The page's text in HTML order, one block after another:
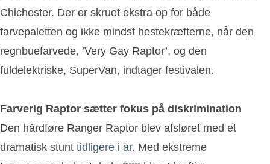
Chichester. Der er skruet ekstra op for både
farvepaletten og ikke mindst hestekræfterne, når den
regnbuefarvede, ’Very Gay Raptor’, og den
fuldelektriske, SuperVan, indtager festivalen.
Farverig Raptor sætter fokus på diskrimination
Den hårdføre Ranger Raptor blev afsløret med et
dramatisk stunt tidligere i år. Med ekstreme